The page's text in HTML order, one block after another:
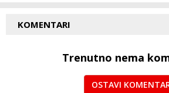
KOMENTARI
Trenutno nema
OSTAVI